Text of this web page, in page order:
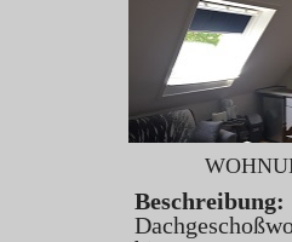
Beschreibung: